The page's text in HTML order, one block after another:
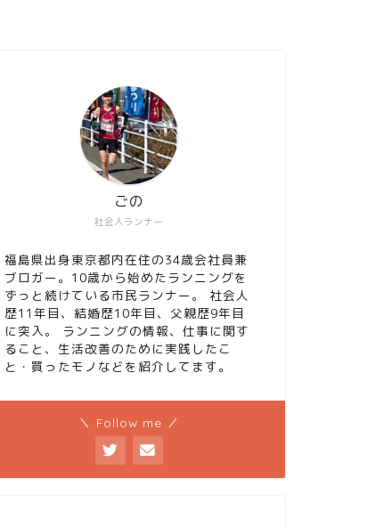
社会人ランナー
ごの
福島県出身東京都内在住の34歳会社員兼
ブロガー。10歳から始めたランニングを
ずっと続けている市民ランナー。 社会人
歴11年目、結婚歴10年目、父親歴9年目
に突入。 ランニングの情報、仕事に関す
ること、生活改善のために実践したこ
と・買ったモノなどを紹介してます。
＼ Follow me ／